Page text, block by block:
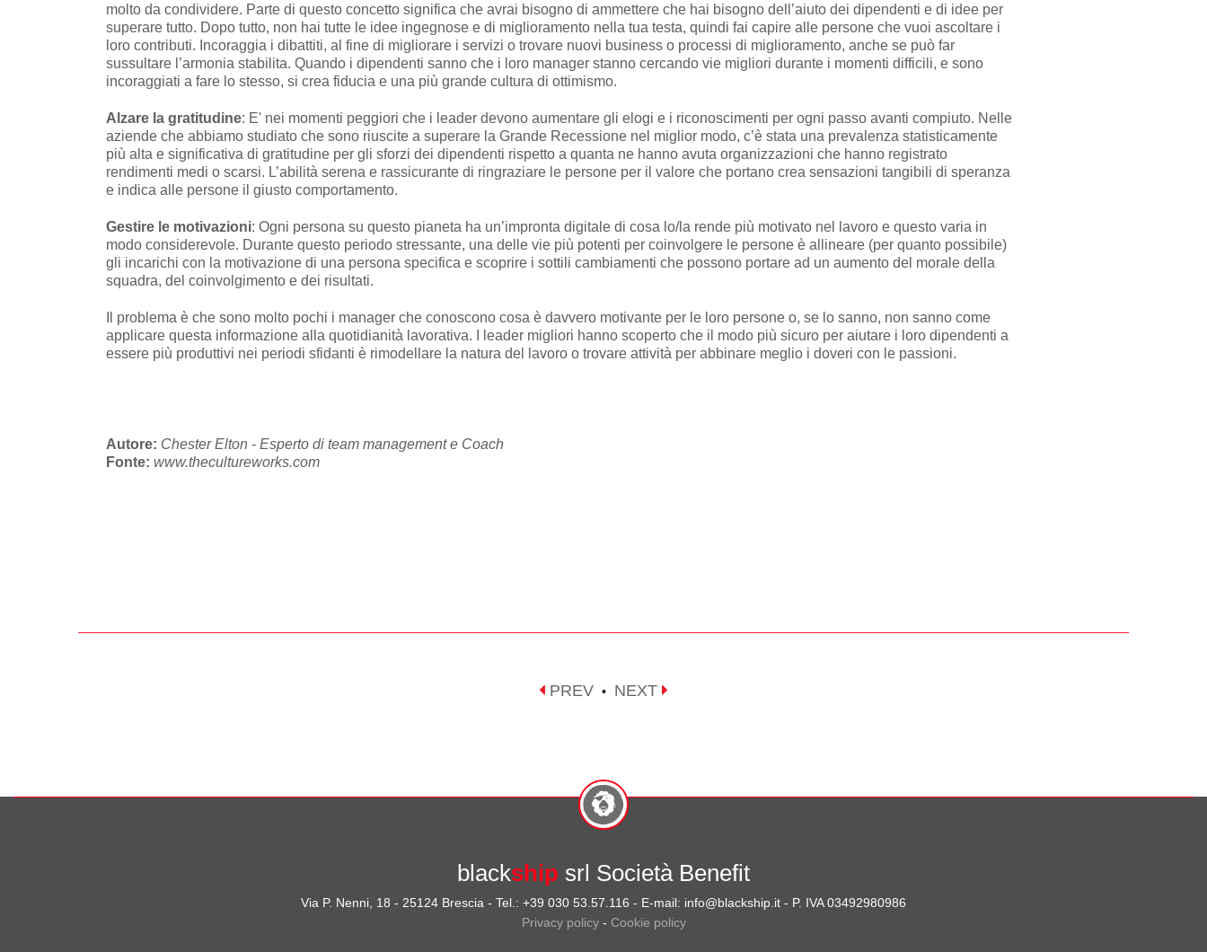
molto da condividere. Parte di questo concetto significa che avrai bisogno di ammettere che hai bisogno dell’aiuto dei dipendenti e di idee per
superare tutto. Dopo tutto, non hai tutte le idee ingegnose e di miglioramento nella tua testa, quindi fai capire alle persone che vuoi ascoltare i
loro contributi. Incoraggia i dibattiti, al fine di migliorare i servizi o trovare nuovi business o processi di miglioramento, anche se può far
sussultare l’armonia stabilita. Quando i dipendenti sanno che i loro manager stanno cercando vie migliori durante i momenti difficili, e sono
incoraggiati a fare lo stesso, si crea fiducia e una più grande cultura di ottimismo.
Alzare la gratitudine: E' nei momenti peggiori che i leader devono aumentare gli elogi e i riconoscimenti per ogni passo avanti compiuto. Nelle
aziende che abbiamo studiato che sono riuscite a superare la Grande Recessione nel miglior modo, c’è stata una prevalenza statisticamente
più alta e significativa di gratitudine per gli sforzi dei dipendenti rispetto a quanta ne hanno avuta organizzazioni che hanno registrato
rendimenti medi o scarsi. L’abilità serena e rassicurante di ringraziare le persone per il valore che portano crea sensazioni tangibili di speranza
e indica alle persone il giusto comportamento.
Gestire le motivazioni: Ogni persona su questo pianeta ha un’impronta digitale di cosa lo/la rende più motivato nel lavoro e questo varia in
modo considerevole. Durante questo periodo stressante, una delle vie più potenti per coinvolgere le persone è allineare (per quanto possibile)
gli incarichi con la motivazione di una persona specifica e scoprire i sottili cambiamenti che possono portare ad un aumento del morale della
squadra, del coinvolgimento e dei risultati.
Il problema è che sono molto pochi i manager che conoscono cosa è davvero motivante per le loro persone o, se lo sanno, non sanno come
applicare questa informazione alla quotidianità lavorativa. I leader migliori hanno scoperto che il modo più sicuro per aiutare i loro dipendenti a
essere più produttivi nei periodi sfidanti è rimodellare la natura del lavoro o trovare attività per abbinare meglio i doveri con le passioni.
Autore: Chester Elton - Esperto di team management e Coach
Fonte: www.thecultureworks.com
PREV • NEXT
blackship srl Società Benefit
Via P. Nenni, 18 - 25124 Brescia - Tel.: +39 030 53.57.116 - E-mail: info@blackship.it - P. IVA 03492980986
Privacy policy- Cookie policy